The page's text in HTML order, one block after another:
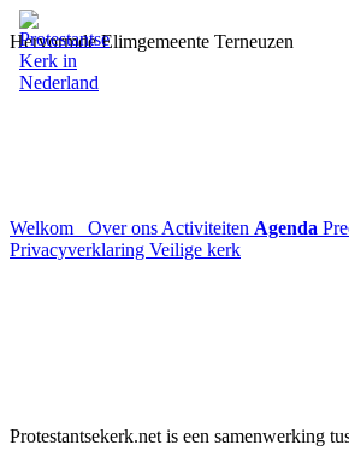
Hervormde Elimgemeente Terneuzen
Welkom Over ons Activiteiten Agenda
Privacyverklaring Veilige kerk
Protestantsekerk.net is een samenwerking